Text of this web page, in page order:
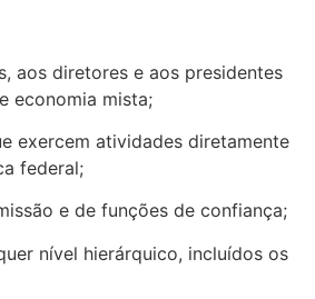
aos diretores e aos presidentes
economia mista;
exercem atividades diretamente
federal;
e de funções de confiança;
nível hierárquico, incluídos os